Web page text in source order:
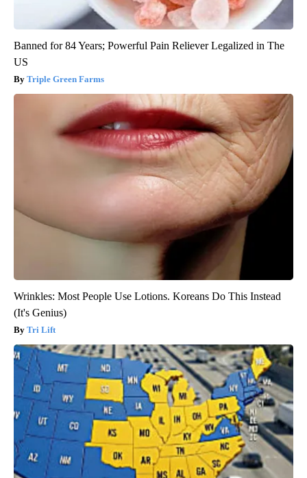
Banned for 84 Years; Powerful Pain Reliever Legalized in The
US
Triple Green Farms
Wrinkles: Most People Use Lotions. Koreans Do This Instead
(It's Genius)
Tri Lift